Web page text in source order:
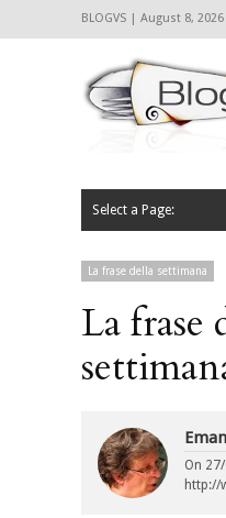
BLOGVS | August 8, 2026
Select a Page:
La frase della settimana
La frase
On
http://